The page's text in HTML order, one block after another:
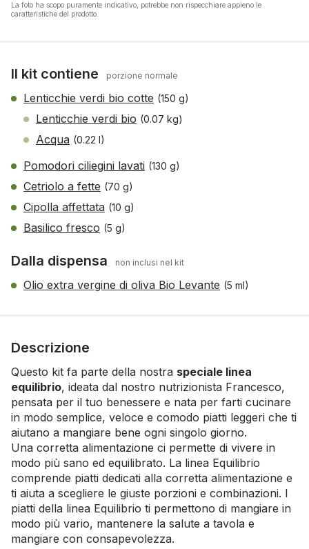
La foto ha scopo puramente indicativo, potrebbe non rispecchiare appieno le
caratteristiche del prodotto.
Il kit contiene porzione normale
Lenticchie verdi bio cotte (150 g)
Lenticchie verdi bio (0.07 kg)
Acqua (0.22 l)
Pomodori ciliegini lavati (130 g)
Cetriolo a fette (70 g)
Cipolla affettata (10 g)
Basilico fresco (5 g)
Dalla dispensa non inclusi nel kit
Olio extra vergine di oliva Bio Levante (5 ml)
Descrizione
Questo kit fa parte della nostra speciale linea
equilibrio, ideata dal nostro nutrizionista Francesco,
pensata per il tuo benessere e nata per farti cucinare
in modo semplice, veloce e comodo piatti leggeri che ti
aiutano a mangiare bene ogni singolo giorno.
Una corretta alimentazione ci permette di vivere in
modo più sano ed equilibrato. La linea Equilibrio
comprende piatti dedicati alla corretta alimentazione e
ti aiuta a scegliere le giuste porzioni e combinazioni. I
piatti della linea Equilibrio ti permettono di mangiare in
modo più vario, mantenere la salute a tavola e
mangiare con consapevolezza.